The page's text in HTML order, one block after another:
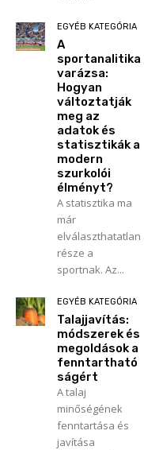
EGYÉB KATEGÓRIA
A
sportanalitika
varázsa:
Hogyan
változtatják
meg az
adatok és
statisztikák a
modern
szurkolói
élményt?
A statisztika ma
már
elválaszthatatlan
része a
sportnak. Az...
EGYÉB KATEGÓRIA
Talajjavítás:
módszerek és
megoldások a
fenntartható
ságért
A talaj
minőségének
fenntartása és
javítása